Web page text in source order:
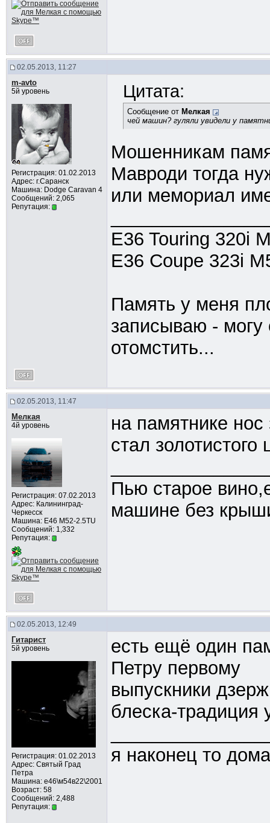
02.05.2013, 11:27
m-avto
5й уровень
Регистрация: 01.02.2013
Адрес: г.Саранск
Машина: Dodge Caravan 4
Сообщений: 2,065
Репутация:
Цитата:
Сообщение от Мелкая
чей машин? гуляли увидели у
Мошенникам
Мавроди тогда
или мемориал
E36 Touring 320i
E36 Coupe 323i
Память у меня
записываю - могу
отомстить...
02.05.2013, 11:47
Мелкая
4й уровень
Регистрация: 07.02.2013
Адрес: Калининград-
Черкесск
Машина: Е46 М52-2.5TU
Сообщений: 1,332
Репутация:
на памятнике нос
стал золотистого
Пью старое
машине без
02.05.2013, 12:49
Гитарист
5й уровень
Регистрация: 01.02.2013
Адрес: Cвятый Град
Петра
Машина: е46\м54в22\2001
Возраст: 58
Сообщений: 2,488
Репутация:
есть ещё один
Петру первому
выпускники
блеска-традиция
я наконец то дома